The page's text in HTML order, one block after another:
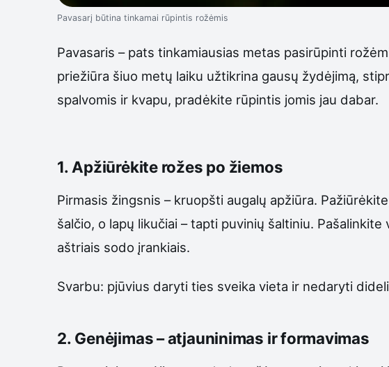
Pavasarį būtina tinkamai rūpintis rožėmis
Pavasaris – pats tinkamiausias metas pasirūpinti
priežiūra šiuo metų laiku užtikrina gausų žydėjimą,
spalvomis ir kvapu, pradėkite rūpintis jomis jau dabar.
1. Apžiūrėkite rožes po žiemos
Pirmasis žingsnis – kruopšti augalų apžiūra.
šalčio, o lapų likučiai – tapti puvinių šaltiniu.
aštriais sodo įrankiais.
Svarbu: pjūvius daryti ties sveika vieta ir nedaryti
2. Genėjimas – atjauninimas ir formavimas